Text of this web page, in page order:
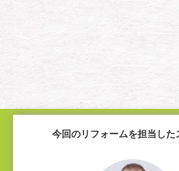
今回のリフォームを担当した